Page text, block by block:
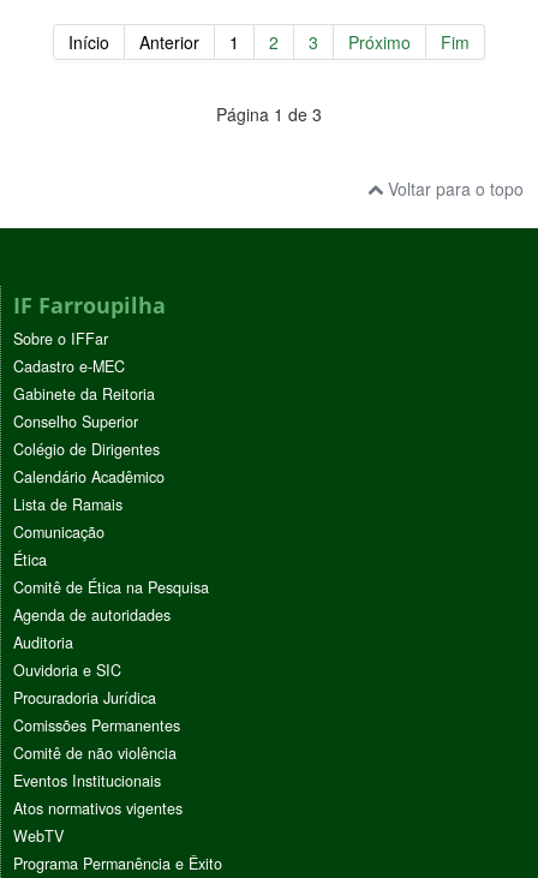
Início Anterior 1 2 3 Próximo Fim
Página 1 de 3
Voltar para o topo
IF Farroupilha
Sobre o IFFar
Cadastro e-MEC
Gabinete da Reitoria
Conselho Superior
Colégio de Dirigentes
Calendário Acadêmico
Lista de Ramais
Comunicação
Ética
Comitê de Ética na Pesquisa
Agenda de autoridades
Auditoria
Ouvidoria e SIC
Procuradoria Jurídica
Comissões Permanentes
Comitê de não violência
Eventos Institucionais
Atos normativos vigentes
WebTV
Programa Permanência e Êxito